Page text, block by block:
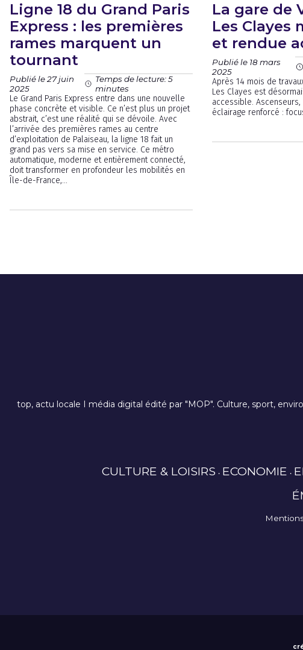
Ligne 18 du Grand Paris
Express : les premières
rames marquent un
tournant
Publié le 27 juin
2025
Temps de lecture: 5
minutes
Le Grand Paris Express entre dans une nouvelle
phase concrète et visible. Ce n’est plus un projet
abstrait, c’est une réalité qui se dévoile. Avec
l’arrivée des premières rames au centre
d’exploitation de Palaiseau, la ligne 18 fait un
grand pas vers sa mise en service. Ce métro
automatique, moderne et entièrement connecté,
doit transformer en profondeur les mobilités en
Île-de-France,...
La gare de
Les Clayes
et rendue
Publié le 18 mars
2025
Après 14 mois de
Les Clayes est
accessible.
éclairage renforcé :
top, actu locale I média digital édité par "MOP". Culture, sport,
CULTURE & LOISIRS ECONOMIE